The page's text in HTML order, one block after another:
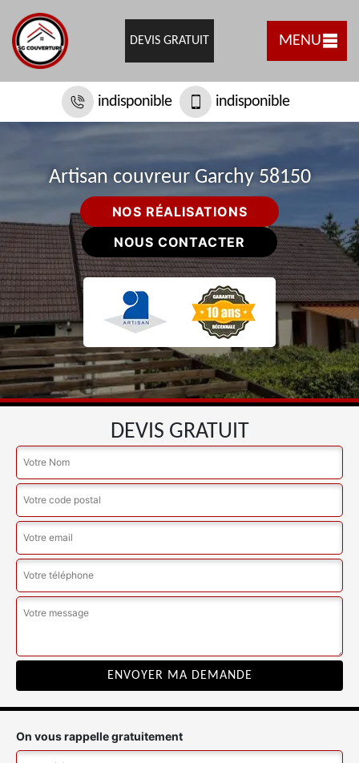
DEVIS GRATUIT MENU
indisponible indisponible
Artisan couvreur Garchy 58150
NOS RÉALISATIONS
NOUS CONTACTER
DEVIS GRATUIT
On vous rappelle gratuitement